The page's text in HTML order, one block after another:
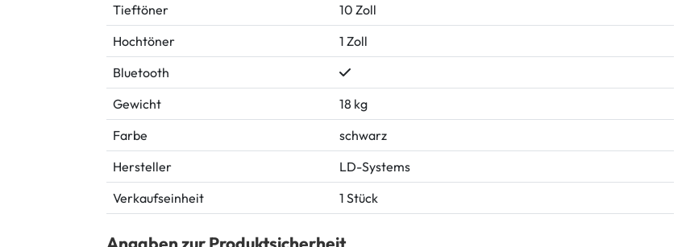
Tieftöner
10 Zoll
Hochtöner
1 Zoll
Bluetooth
Gewicht
18 kg
Farbe
schwarz
Hersteller
LD-Systems
Verkaufseinheit
1 Stück